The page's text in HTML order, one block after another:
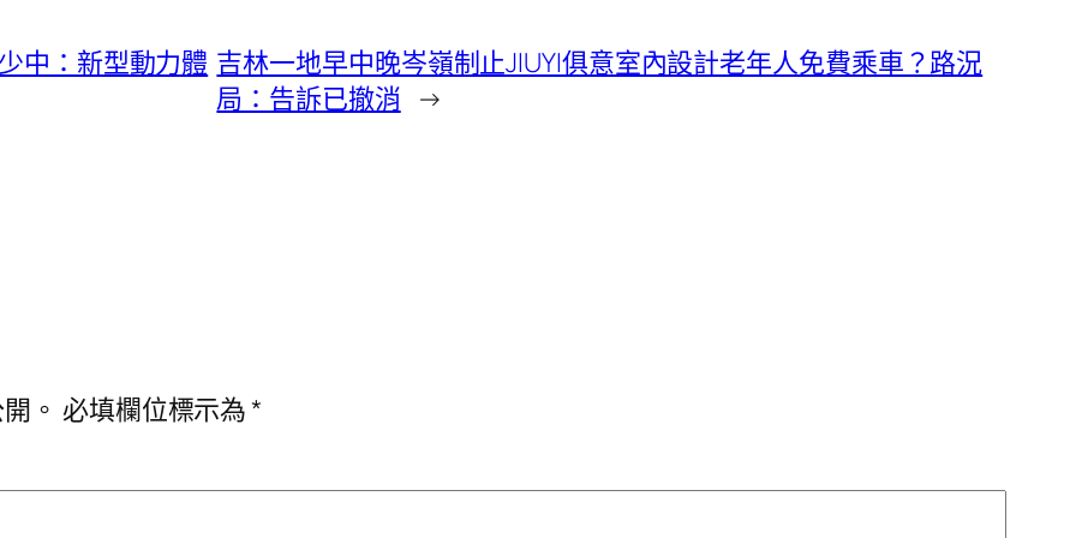
中：新型動力體 吉林一地早中晚岑嶺制止JIUYI俱意室內設計老年人免費乘車？路況
局：告訴已撤消 →
。 必填欄位標示為*